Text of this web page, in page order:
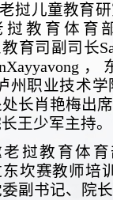
挝儿童教育
教育体育
育司副司长
州职业技术
长肖艳梅出
王少军主持。
挝教育体
东坎赛教师培
副书记、院